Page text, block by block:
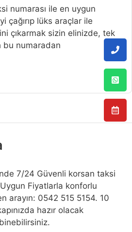
numarası ile en uygun
çağırıp lüks araçlar ile
çıkarmak sizin elinizde, tek
bu numaradan
7/24 Güvenli korsan taksi
Fiyatlarla konforlu
arayın: 0542 515 5154. 10
hazır olacak